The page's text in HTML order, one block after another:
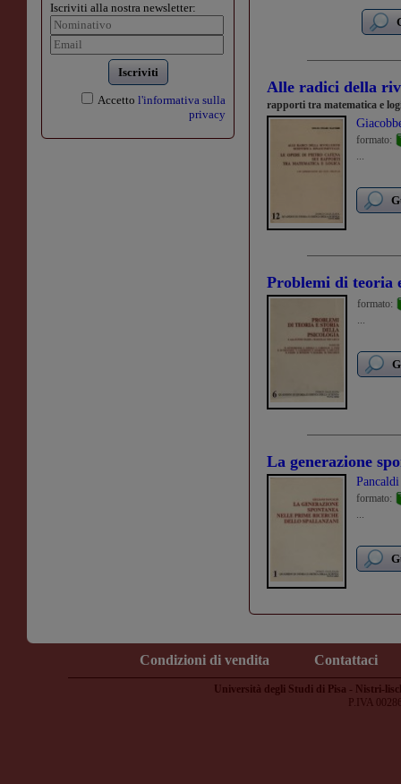
Iscriviti alla nostra newsletter:
Iscriviti
Accetto l'informativa sulla
privacy
Alle radici della
rapporti tra matematica e
formato:
...
Problemi di teoria
formato:
...
La generazione
formato:
...
Condizioni di vendita Contattaci
Università degli Studi di Pisa - Nistri-
P.IVA